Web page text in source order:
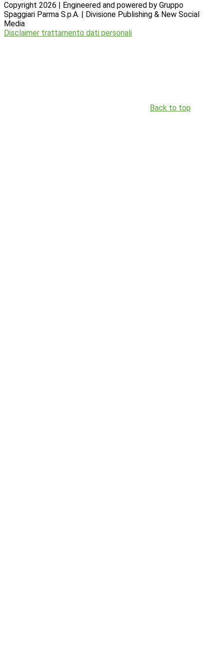
Copyright 2026 | Engineered and powered by Gruppo
Spaggiari Parma S.p.A. | Divisione Publishing & New Social
Media
Disclaimer trattamento dati personali
Back to top